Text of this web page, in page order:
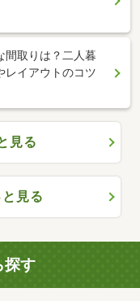
間取りは？二人暮
レイアウトのコツ
見る
見る
探す